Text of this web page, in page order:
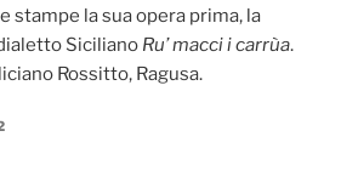
stampe la sua opera prima, la
Siciliano Ru’ macci i carrùa.
Rossitto, Ragusa.